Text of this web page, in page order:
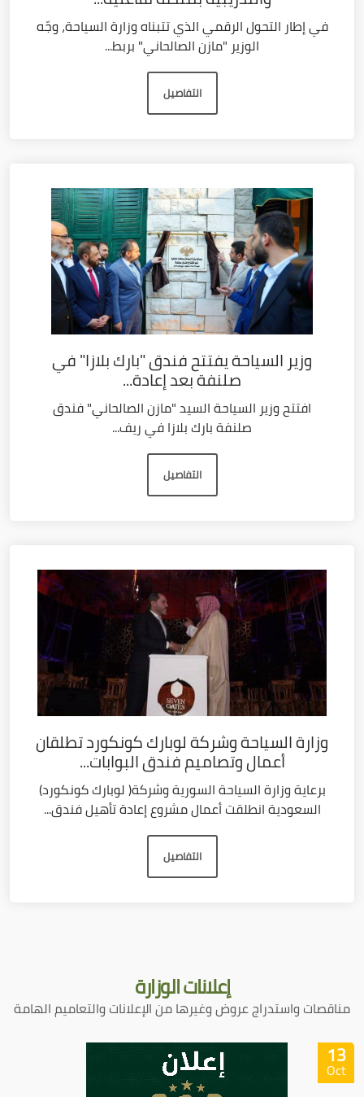
في إطار التحول الرقمي الذي تتبناه وزارة السياحة، وجّه
الوزير "مازن الصالحاني" بربط...
التفاصيل
وزير السياحة يفتتح فندق "بارك بلازا" في
صلنفة بعد إعادة...
افتتح وزير السياحة السيد "مازن الصالحاني" فندق
صلنفة بارك بلازا في ريف...
التفاصيل
وزارة السياحة وشركة لوبارك كونكورد تطلقان
أعمال وتصاميم فندق البوابات...
برعاية وزارة السياحة السورية وشركة( لوبارك كونكورد)
السعودية انطلقت أعمال مشروع إعادة تأهيل فندق...
التفاصيل
إعلاناتالوزارة
مناقصات واستدراج عروض وغيرها من الإعلانات والتعاميم الهامة
13
Oct